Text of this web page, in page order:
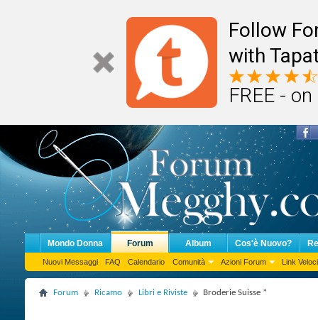
Follow
with
FREE -
Mondo Donna Forum
Nuovi Messaggi FAQ Calendario Comunità Azioni Forum Link Veloci
Album Cos'è Nuovo?
Forum Ricamo Libri e Riviste Broderie Suisse *